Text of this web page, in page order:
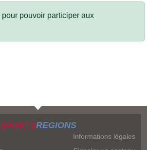
pour pouvoir participer aux
SPORTSREGIONS
Informations légales